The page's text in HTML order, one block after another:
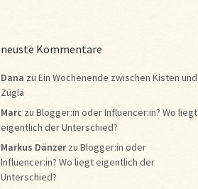
neuste Kommentare
Dana zu Ein Wochenende zwischen Kisten und
Züglä
Marc zu Blogger:in oder Influencer:in? Wo liegt
eigentlich der Unterschied?
Markus Dänzerzu Blogger:in oder
Influencer:in? Wo liegt eigentlich der
Unterschied?